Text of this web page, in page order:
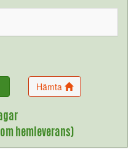
Hämta
hemleverans)